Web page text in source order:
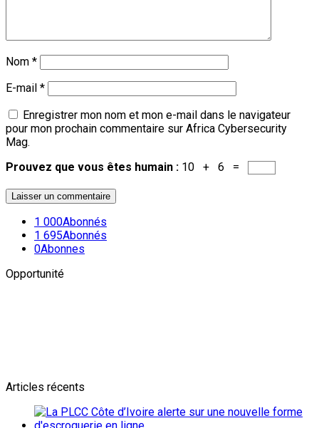
Nom *
E-mail *
Enregistrer mon nom et mon e-mail dans le navigateur
pour mon prochain commentaire sur Africa Cybersecurity
Mag.
Prouvez que vous êtes humain : 10 + 6 =
1 000Abonnés
1 695Abonnés
0Abonnes
Opportunité
Articles récents